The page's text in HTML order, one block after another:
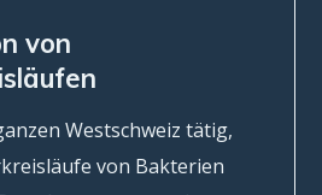
um die Erkennung und
Legionellen in den
...